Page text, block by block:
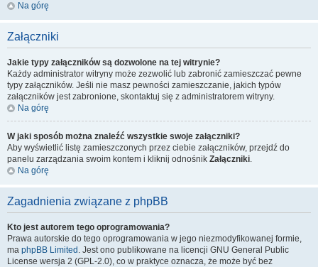
Na górę
Załączniki
Jakie typy załączników są dozwolone na tej witrynie?
Każdy administrator witryny może zezwolić lub zabronić zamieszczać pewne
typy załączników. Jeśli nie masz pewności zamieszczanie, jakich typów
załączników jest zabronione, skontaktuj się z administratorem witryny.
Na górę
W jaki sposób można znaleźć wszystkie swoje załączniki?
Aby wyświetlić listę zamieszczonych przez ciebie załączników, przejdź do
panelu zarządzania swoim kontem i kliknij odnośnik Załączniki.
Na górę
Zagadnienia związane z phpBB
Kto jest autorem tego oprogramowania?
Prawa autorskie do tego oprogramowania w jego niezmodyfikowanej formie,
ma phpBB Limited . Jest ono publikowane na licencji GNU General Public
License wersja 2 (GPL-2.0), co w praktyce oznacza, że może być bez